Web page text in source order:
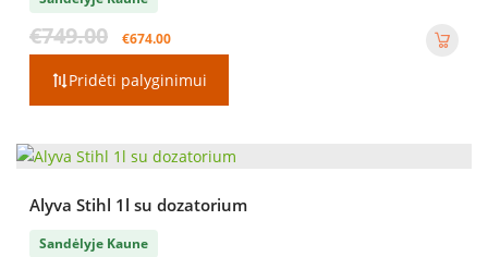
€749.00
price
was:
€749.00.
€674.00
is:
€674.00.
Pridėti palyginimui
Alyva Stihl 1l su dozatorium
Sandėlyje Kaune